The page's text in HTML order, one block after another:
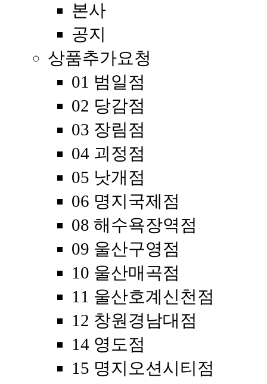
본사
공지
상품추가요청
01 범일점
02 당감점
03 장림점
04 괴정점
05 낫개점
06 명지국제점
08 해수욕장역점
09 울산구영점
10 울산매곡점
11 울산호계신천점
12 창원경남대점
14 영도점
15 명지오션시티점